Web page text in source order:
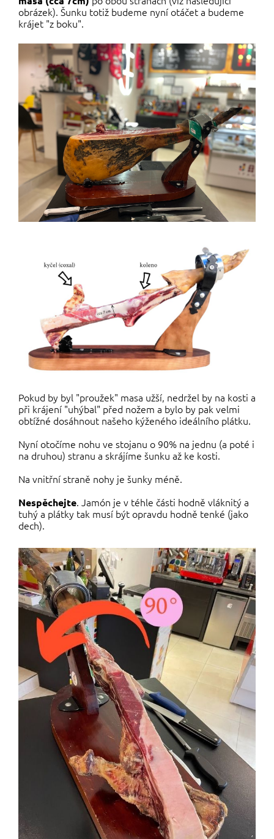
obrázek). Šunku totiž budeme nyní otáčet a budeme
krájet "z boku".
Pokud by byl "proužek" masa užší, nedržel by na kosti a
při krájení "uhýbal" před nožem a bylo by pak velmi
obtížné dosáhnout našeho kýženého ideálního plátku.
Nyní otočíme nohu ve stojanu o 90% na jednu (a poté i
na druhou) stranu a skrájíme šunku až ke kosti.
Na vnitřní straně nohy je šunky méně.
Nespěchejte. Jamón je v téhle části hodně vláknitý a
tuhý a plátky tak musí být opravdu hodně tenké (jako
dech).